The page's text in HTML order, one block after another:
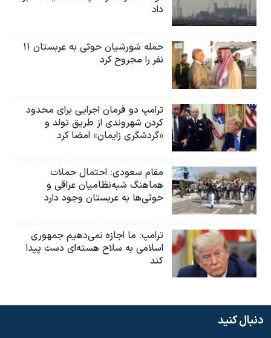
داد
حمله شورشیان حوثی به عربستان ۱۱
نفر را مجروح کرد
ترامپ دو فرمان اجرایی برای محدود
کردن شهروندی از طریق تولد و
«گردشگری زایمان» امضا کرد
مقام سعودی: احتمال حملات
هماهنگ شبه‌نظامیان عراقی و
حوثی‌ها به عربستان وجود دارد
ترامپ: ما اجازه نمی‌دهیم جمهوری
اسلامی به سلاح هسته‌ای دست پیدا
کند
دنبال کنید